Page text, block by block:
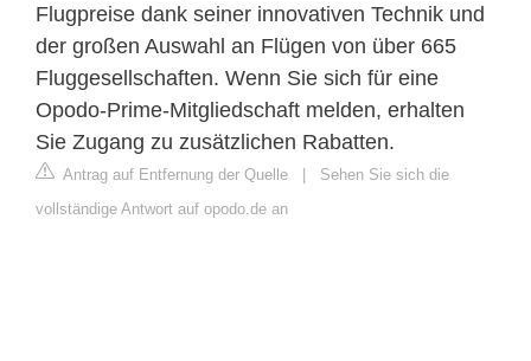
Flugpreise dank seiner innovativen Technik und
der großen Auswahl an Flügen von über 665
Fluggesellschaften. Wenn Sie sich für eine
Opodo-Prime-Mitgliedschaft melden, erhalten
Sie Zugang zu zusätzlichen Rabatten.
Antrag auf Entfernung der Quelle | Sehen Sie sich die
vollständige Antwort auf opodo.de an